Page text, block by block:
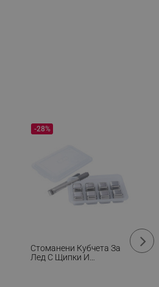
Стоманени Кубчета За
Лед С Щипки И
-28%